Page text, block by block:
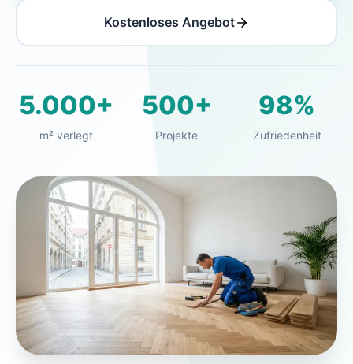
Kostenloses Angebot
5.000+
m² verlegt
500+
Projekte
98%
Zufriedenheit